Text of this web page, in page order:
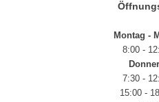
Montag -
8:00 -
7:30 -
15:00 -